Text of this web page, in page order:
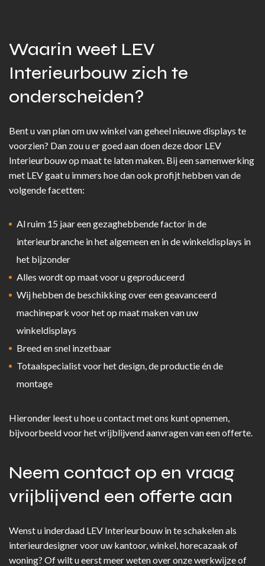
Waarin weet LEV
Interieurbouw zich te
onderscheiden?
Bent u van plan om uw winkel van geheel nieuwe displays te
voorzien? Dan zou u er goed aan doen deze door LEV
Interieurbouw op maat te laten maken. Bij een samenwerking
met LEV gaat u immers hoe dan ook profijt hebben van de
volgende facetten:
Al ruim 15 jaar een gezaghebbende factor in de
interieurbranche in het algemeen en in de winkeldisplays in
het bijzonder
Alles wordt op maat voor u geproduceerd
Wij hebben de beschikking over een geavanceerd
machinepark voor het op maat maken van uw
winkeldisplays
Breed en snel inzetbaar
Totaalspecialist voor het design, de productie én de
montage
Hieronder leest u hoe u contact met ons kunt opnemen,
bijvoorbeeld voor het vrijblijvend aanvragen van een offerte.
Neem contact op en vraag
vrijblijvend een offerte aan
Wenst u inderdaad LEV Interieurbouw in te schakelen als
interieurdesigner voor uw kantoor, winkel, horecazaak of
woning? Of wilt u eerst meer weten over onze werkwijze of